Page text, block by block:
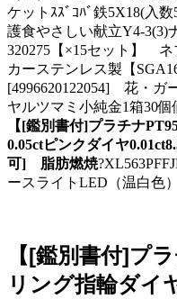
ケットｽｽﾞｺﾊﾞ鉄5X18(入
護食やさしい献立Y4-3(3)
320275【×15セット】
カーステンレス製【
[4996620122054] 花・ガ
ヤルツマミ小純金1箱30
【[鑑別書付]プラチナ
0.05ctピンクダイヤ
可] 脂肪燃焼
ースライトLED（温白色
【[鑑別書付]プ
リング指輪ダイ